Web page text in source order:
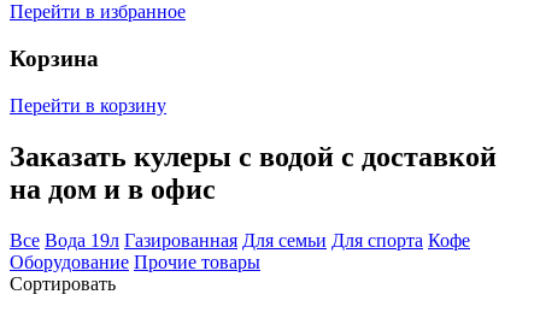
Перейти в избранное
Корзина
Перейти в корзину
Заказать кулеры с водой с доставкой
на дом и в офис
Все Вода 19л Газированная Для семьи Для спорта Кофе
Оборудование Прочие товары
Сортировать